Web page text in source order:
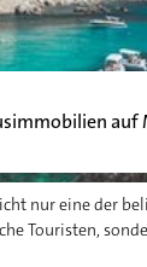
auf
nur eine der
Touristen,